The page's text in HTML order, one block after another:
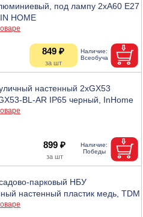
под лампу 2хA60 E27
HOME
849 ₽
настенный 2xGX53
BL-AR IP65 черный, InHome
899 ₽
парковый НБУ
настенный пластик медь, TDM